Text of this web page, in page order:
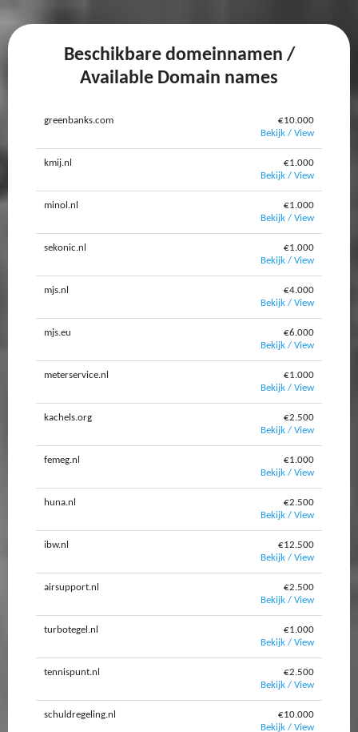
Beschikbare domeinnamen /
Available Domain names
greenbanks.com
€10.000
Bekijk / View
kmij.nl
€1.000
Bekijk / View
minol.nl
€1.000
Bekijk / View
sekonic.nl
€1.000
Bekijk / View
mjs.nl
€4.000
Bekijk / View
mjs.eu
€6.000
Bekijk / View
meterservice.nl
€1.000
Bekijk / View
kachels.org
€2.500
Bekijk / View
femeg.nl
€1.000
Bekijk / View
huna.nl
€2.500
Bekijk / View
ibw.nl
€12.500
Bekijk / View
airsupport.nl
€2.500
Bekijk / View
turbotegel.nl
€1.000
Bekijk / View
tennispunt.nl
€2.500
Bekijk / View
schuldregeling.nl
€10.000
Bekijk / View